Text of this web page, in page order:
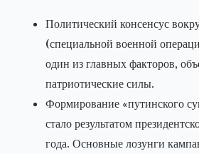
Политический консенсус
(специальной военной
один из главных факторов,
патриотические силы.
Формирование «путинского
стало результатом
года. Основные лозунги